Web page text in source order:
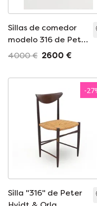
Sillas de comedor
modelo 316 de Peter
White & Orla
para Søborg
Juego de 6
4000 € 2600 €
-27
Silla "316" de Peter